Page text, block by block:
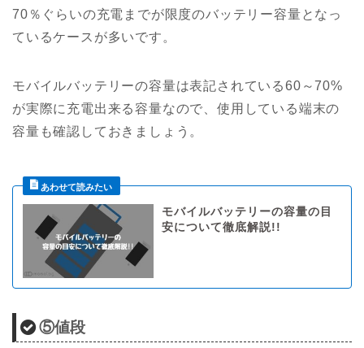
70％ぐらいの充電までが限度のバッテリー容量となっ
ているケースが多いです。
モバイルバッテリーの容量は表記されている60～70%
が実際に充電出来る容量なので、使用している端末の
容量も確認しておきましょう。
モバイルバッテリーの容量の目
安について徹底解説!!
⑤値段